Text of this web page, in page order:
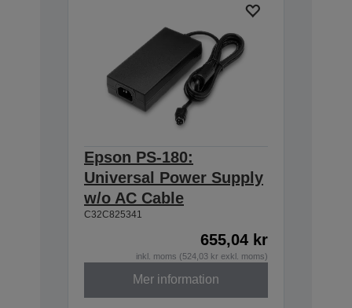
Epson PS-180:
Universal Power Supply
w/o AC Cable
C32C825341
655,04 kr
inkl. moms (524,03 kr exkl. moms)
Mer information